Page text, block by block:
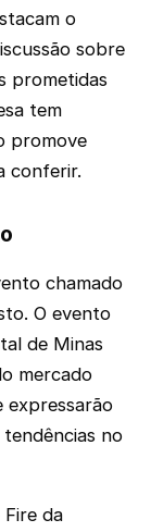
o
sobre
prometidas
tem
promove
conferir.
chamado
O evento
de Minas
mercado
expressarão
no
da